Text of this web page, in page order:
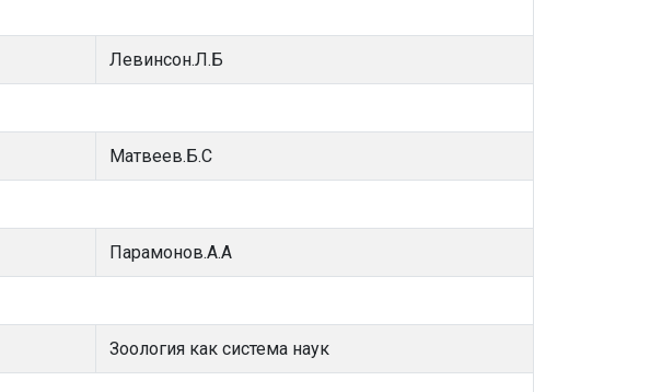
Левинсон.Л.Б
Матвеев.Б.С
Парамонов.А.А
Зоология как система наук